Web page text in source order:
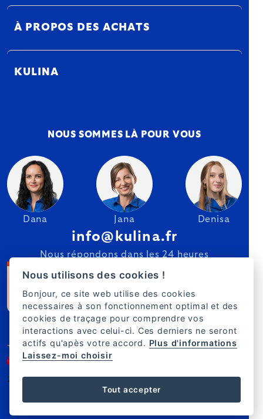
À PROPOS DES ACHATS
KULINA
NOUS SOMMES LÀ POUR VOUS
Dana Jana Denisa
info@kulina.fr
Nous répondons dans les 24 heures
2007–2025 Kulina.fr FR
Nous utilisons des cookies !
Bonjour, ce site web utilise des cookies
necessaires à son fonctionnement optimal et des
cookies de traçage pour comprendre vos
interactions avec celui-ci. Ces derniers ne seront
actifs qu'apès votre accord. Plus d'informations
Laissez-moi choisir
Tout accepter